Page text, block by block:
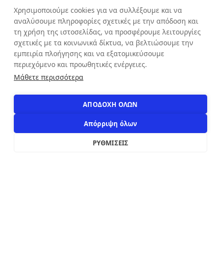
Σάββατο: 9:00 - 16:00
Κυριακή: ΚΛΕΙΣΤΑ
ΕΠΙΚΟΙΝΩΝΙΑ
Χρησιμοποιούμε cookies για να συλλέξουμε και να
αναλύσουμε πληροφορίες σχετικές με την απόδοση και
τη χρήση της ιστοσελίδας, να προσφέρουμε λειτουργίες
σχετικές με τα κοινωνικά δίκτυα, να βελτιώσουμε την
εμπειρία πλοήγησης και να εξατομικεύσουμε
περιεχόμενο και προωθητικές ενέργειες.
Μάθετε περισσότερα
ΑΠΟΔΟΧΗ ΟΛΩΝ
Απόρριψη όλων
ΡΥΘΜΙΣΕΙΣ